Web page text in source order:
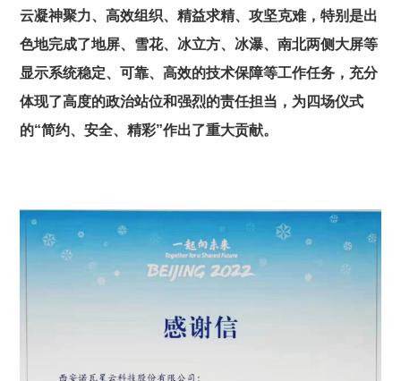
云凝神聚力、高效组织、精益求精、攻坚克难，特别是出
色地完成了地屏、雪花、冰立方、冰瀑、南北两侧大屏等
显示系统稳定、可靠、高效的技术保障等工作任务，充分
体现了高度的政治站位和强烈的责任担当，为四场仪式
的“简约、安全、精彩”作出了重大贡献。